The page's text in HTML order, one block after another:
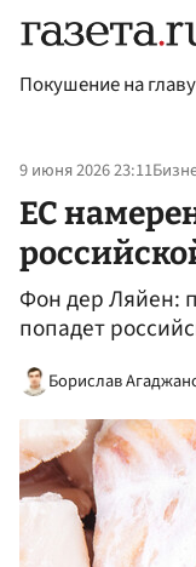
Покушение на
9 июня 2026 23:11
ЕС
Фон дер Ляйен:
попадет
Борислав